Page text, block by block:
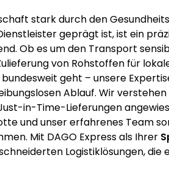
stark durch den
geprägt ist, ist ein
Ob es um den Transport
von Rohstoffen für
geht – unsere
Ablauf. Wir
in-Time-Lieferungen
und unser erfahrenes Team
Mit DAGO Express als Ihrer
Logistiklösungen,